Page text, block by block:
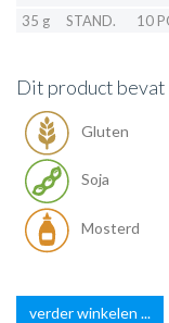
35 g STAND. 10
Dit product
Gluten
Soja
Mosterd
verder winkelen ...